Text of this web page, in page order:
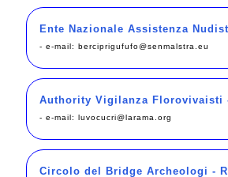
Ente Nazionale Assistenza
- e-mail: berciprigufufo@senmalstra.eu
Authority Vigilanza Florovivaisti
- e-mail: luvocucri@larama.org
Circolo del Bridge Archeologi -